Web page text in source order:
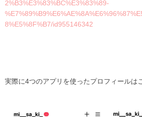
2%B3%E3%83%BC%E3%83%89-
8%E5%8F%B7/id955146342
実際に4つのアプリを使ったプロフィールは